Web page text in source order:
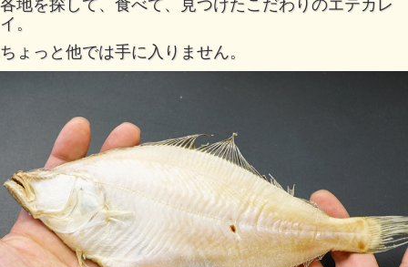
各地を探して、食べて、見つけたこだわりのエテカレ
イ。
ちょっと他では手に入りません。